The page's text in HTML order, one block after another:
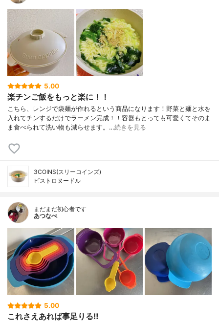
5.00
楽チンご飯をもっと楽に！！
こちら、レンジで袋麺が作れるという商品になります！野菜と麺と水を
入れてチンするだけでラーメン完成！！容器もとっても可愛くてそのま
ま食べられて洗い物も減らせます。…続きを見る
3COINS(スリーコインズ)
ビストロヌードル
まだまだ初心者です
あつなべ
5.00
これさえあれば事足りる‼︎